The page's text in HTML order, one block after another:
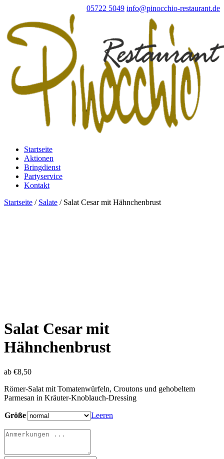
05722 5049 info@pinocchio-restaurant.de
Startseite
Aktionen
Bringdienst
Partyservice
Kontakt
Startseite / Salate / Salat Cesar mit Hähnchenbrust
Salat Cesar mit
Hähnchenbrust
ab €8,50
Römer-Salat mit Tomatenwürfeln, Croutons und gehobeltem
Parmesan in Kräuter-Knoblauch-Dressing
Größe Leeren